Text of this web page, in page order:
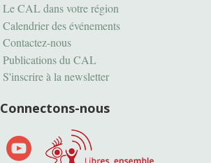
Le CAL dans votre région
Calendrier des événements
Contactez-nous
Publications du CAL
S'inscrire à la newsletter
Connectons-nous